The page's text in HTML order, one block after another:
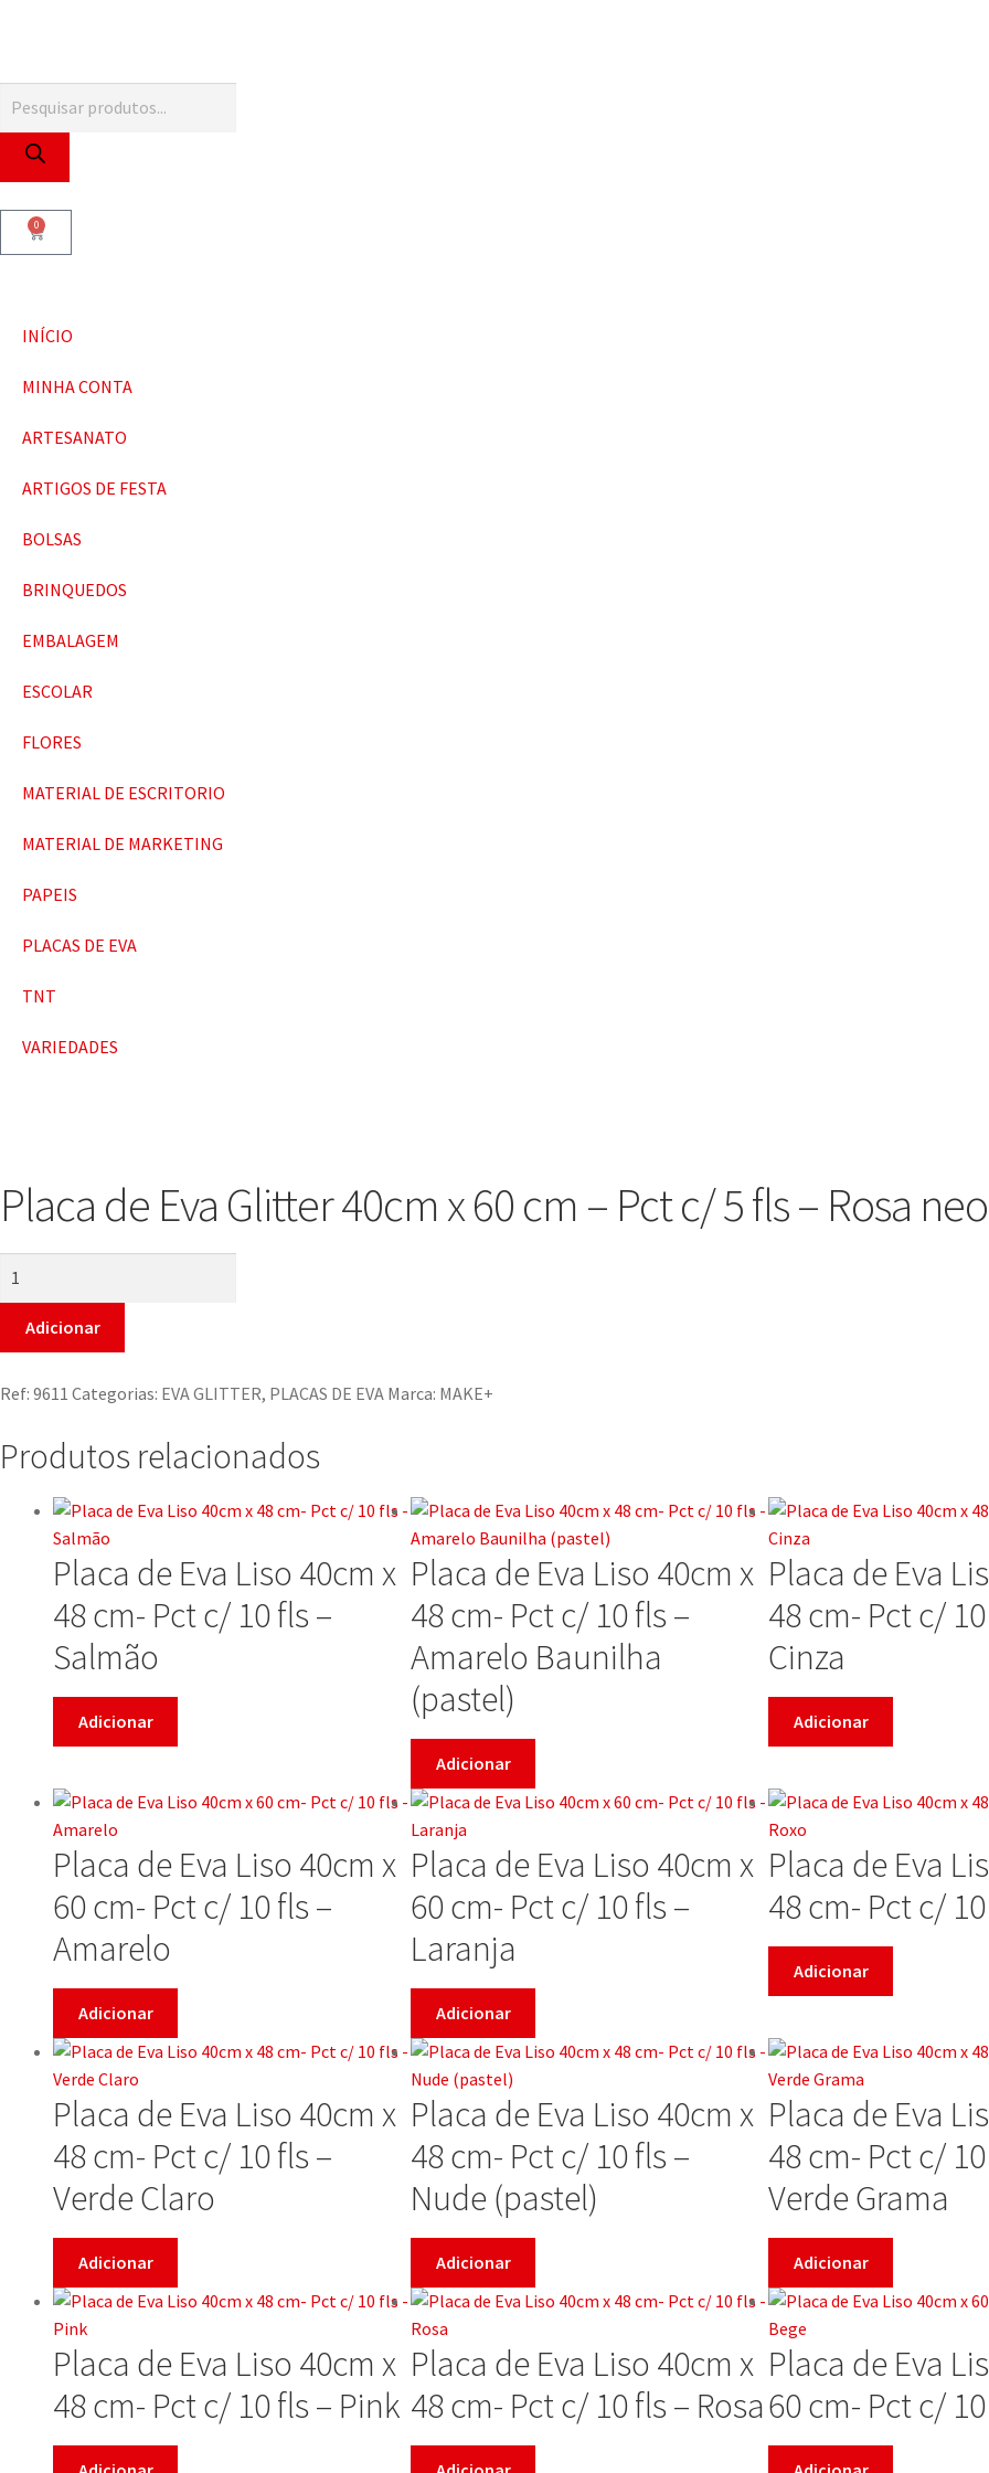
0
INÍCIO
MINHA CONTA
ARTESANATO
ARTIGOS DE FESTA
BOLSAS
BRINQUEDOS
EMBALAGEM
ESCOLAR
FLORES
MATERIAL DE ESCRITORIO
MATERIAL DE MARKETING
PAPEIS
PLACAS DE EVA
TNT
VARIEDADES
Placa de Eva Glitter 40cm x 60 cm – Pct c/ 5 fls – Rosa
Adicionar
Ref: 9611 Categorias: EVA GLITTER, PLACAS DE EVA Marca: MAKE+
Produtos relacionados
Placa de Eva Liso 40cm x
48 cm- Pct c/ 10 fls –
Salmão
Adicionar
Placa de Eva Liso 40cm x
48 cm- Pct c/ 10 fls –
Amarelo Baunilha
(pastel)
Adicionar
Placa de Eva
48 cm- Pct c/
Cinza
Adicionar
Placa de Eva Liso 40cm x
60 cm- Pct c/ 10 fls –
Amarelo
Adicionar
Placa de Eva Liso 40cm x
60 cm- Pct c/ 10 fls –
Laranja
Adicionar
Placa de Eva
48 cm- Pct c/
Adicionar
Placa de Eva Liso 40cm x
48 cm- Pct c/ 10 fls –
Verde Claro
Adicionar
Placa de Eva Liso 40cm x
48 cm- Pct c/ 10 fls –
Nude (pastel)
Adicionar
Placa de Eva
48 cm- Pct c/
Verde Grama
Adicionar
Placa de Eva Liso 40cm x
48 cm- Pct c/ 10 fls – Pink
Placa de Eva Liso 40cm x
48 cm- Pct c/ 10 fls – Rosa
Placa de Eva
60 cm- Pct c/